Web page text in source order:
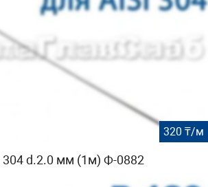
320 ₸/м
304 d.2.0 мм (1м) Ф-0882